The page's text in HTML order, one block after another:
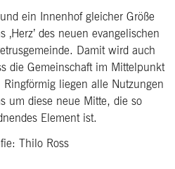
ein Innenhof gleicher Größe
des neuen evangelischen
Damit wird auch
die Gemeinschaft im Mittelpunkt
liegen alle Nutzungen
um diese neue Mitte, die so
Element ist.
Thilo Ross